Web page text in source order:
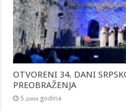
OTVORENI 34. DANI
PREOBRAŽENJA
5 дана godina